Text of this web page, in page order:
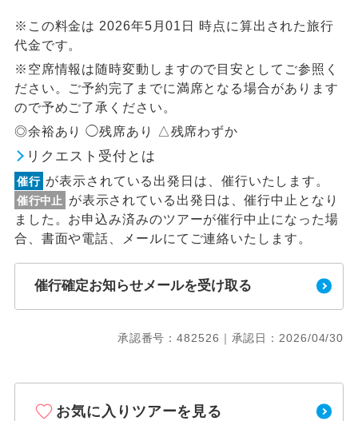
※この料金は 2026年5月01日 時点に算出された旅行
代金です。
※空席情報は随時変動しますので目安としてご参照く
ださい。ご予約完了までに満席となる場合があります
ので予めご了承ください。
◎余裕あり ◯残席あり △残席わずか
リクエスト受付とは
催行 が表示されている出発日は、催行いたします。
催行中止
が表示されている出発日は、催行中止となり
ました。お申込み済みのツアーが催行中止になった場
合、書面や電話、メールにてご連絡いたします。
催行確定お知らせメールを受け取る
承認番号：482526｜承認日：2026/04/30
お気に入りツアーを見る